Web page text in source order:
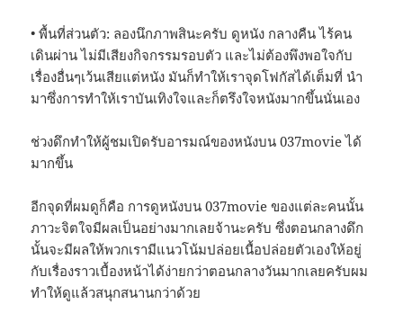
• พื้นที่ส่วนตัว: ลองนึกภาพสินะครับ ดูหนัง กลางคืน ไร้คน
เดินผ่าน ไม่มีเสียงกิจกรรมรอบตัว และไม่ต้องพึงพอใจกับ
เรื่องอื่นๆเว้นเสียแต่หนัง มันก็ทำให้เราจุดโฟกัสได้เต็มที่ นำ
มาซึ่งการทำให้เราบันเทิงใจและก็ตรึงใจหนังมากขึ้นนั่นเอง
ช่วงดึกทำให้ผู้ชมเปิดรับอารมณ์ของหนังบน 037movie ได้
มากขึ้น
อีกจุดที่ผมดูก็คือ การดูหนังบน 037movie ของแต่ละคนนั้น
ภาวะจิตใจมีผลเป็นอย่างมากเลยจ้านะครับ ซึ่งตอนกลางดึก
นั้นจะมีผลให้พวกเรามีแนวโน้มปล่อยเนื้อปล่อยตัวเองให้อยู่
กับเรื่องราวเบื้องหน้าได้ง่ายกว่าตอนกลางวันมากเลยครับผม
ทำให้ดูแล้วสนุกสนานกว่าด้วย